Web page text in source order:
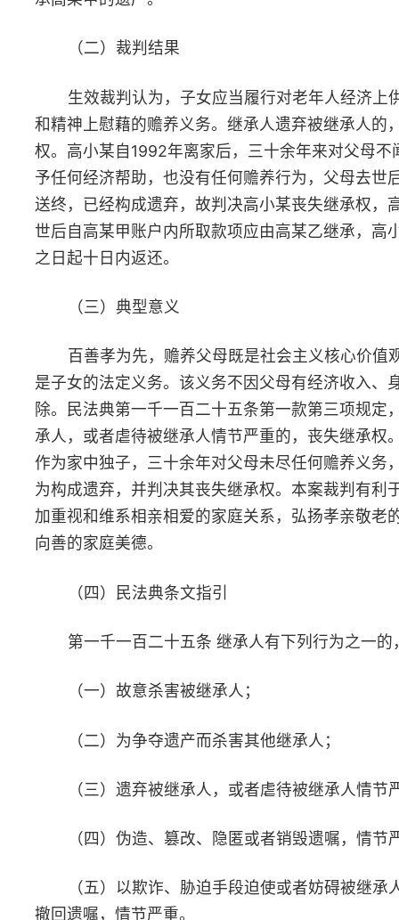
生效裁判认为，案涉交通事故经交警部门认定，喻某不承担责
案件事实的依据，某保险公司、李某应当对喻某的损失承担赔偿责
任。在具体损害赔偿计算上，双方就喻某实际治疗天数产生争议，
434天无任何治疗和用药记录，也无体温记录，属于“挂床住院”，
对相应部分损失赔偿主张不予支持，最终判决某保险公司、李某赔
喻某40余万元。
（三）典型意义
重要依据。近年来，被侵权人为获得更多的住院伙食补助费、误工
中，喻某有434天无任何治疗行为，人民法院依法判决对其主张的
关损失不予支持，旗帜鲜明向该不诚信行为说不，有利于净化社会
气，倡导诚实守信的社会主义核心价值观。
（四）民法典条文指引
第七条 民事主体从事民事活动，应当遵循诚信原则，秉持诚
恪守承诺。